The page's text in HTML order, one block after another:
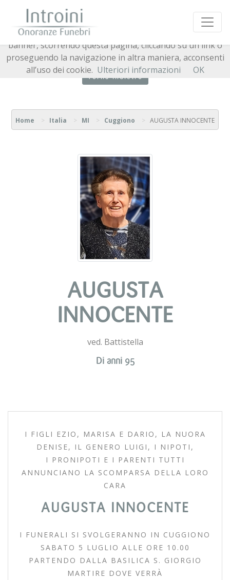
Torna indietro
Home Italia MI Cuggiono AUGUSTA INNOCENTE
AUGUSTA
INNOCENTE
ved. Battistella
Di anni 95
I FIGLI EZIO, MARISA E DARIO, LA NUORA
DENISE, IL GENERO LUIGI, I NIPOTI,
I PRONIPOTI E I PARENTI TUTTI
ANNUNCIANO LA SCOMPARSA DELLA LORO
CARA
AUGUSTA INNOCENTE
I FUNERALI SI SVOLGERANNO IN CUGGIONO
SABATO 5 LUGLIO ALLE ORE 10.00
PARTENDO DALLA BASILICA S. GIORGIO
MARTIRE DOVE VERRÀ
Questo sito o gli strumenti terzi da questo utilizzati si
avvalgono di cookie necessari al funzionamento ed utili
alle finalità illustrate nella cookie policy. Chiudendo questo
banner, scorrendo questa pagina, cliccando su un link o
proseguendo la navigazione in altra maniera, acconsenti
all’uso dei cookie. Ulteriori informazioni OK